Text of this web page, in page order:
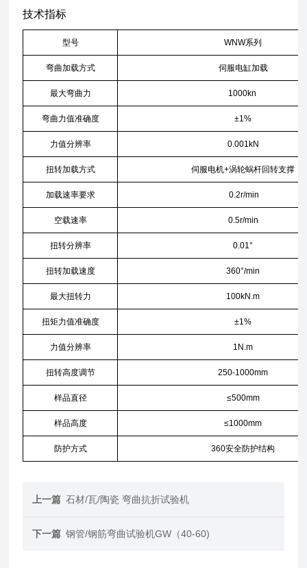
技术指标
型号 WNW系列
弯曲加载方式 伺服电缸加载
最大弯曲力 1000kn
弯曲力值准确度 ±1%
力值分辨率 0.001kN
扭转加载方式 伺服电机+涡轮蜗杆回转支撑
加载速率要求 0.2r/min
空载速率 0.5r/min
扭转分辨率 0.01°
扭转加载速度 360°/min
最大扭转力 100kN.m
扭矩力值准确度 ±1%
力值分辨率 1N.m
扭转高度调节 250-1000mm
样品直径 ≤500mm
样品高度 ≤1000mm
防护方式 360安全防护结构
上一篇 石材/瓦/陶瓷 弯曲抗折试验机
下一篇 钢管/钢筋弯曲试验机GW（40-60)